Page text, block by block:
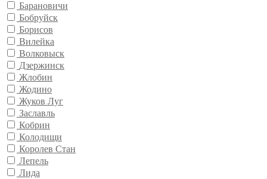
Барановичи
Бобруйск
Борисов
Вилейка
Волковыск
Дзержинск
Жлобин
Жодино
Жуков Луг
Заславль
Кобрин
Колодищи
Королев Стан
Лепель
Лида